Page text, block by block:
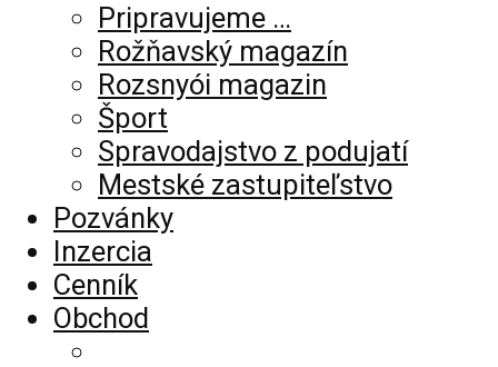
Pripravujeme …
Rožňavský magazín
Rozsnyói magazin
Šport
Spravodajstvo z podujatí
Mestské zastupiteľstvo
Pozvánky
Inzercia
Cenník
Obchod